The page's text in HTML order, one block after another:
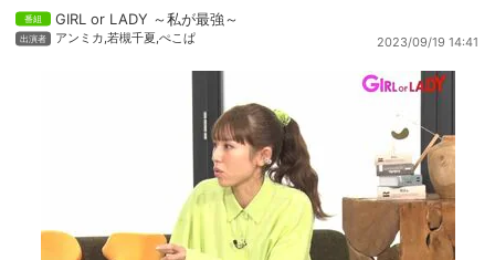
GIRL or LADY ～私が最強～
アンミカ,若槻千夏,ぺこぱ 2023/09/19 14:41